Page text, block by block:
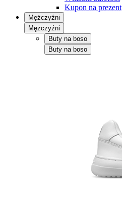
Kupon na prezent
Mężczyźni
Mężczyźni
Buty na boso
Buty na boso